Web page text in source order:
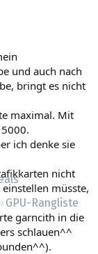
GPU-Rangliste
und auch nach
bringt es nicht
maximal. Mit
ich denke sie
nicht
müsste,
garncith in die
schlauen^^